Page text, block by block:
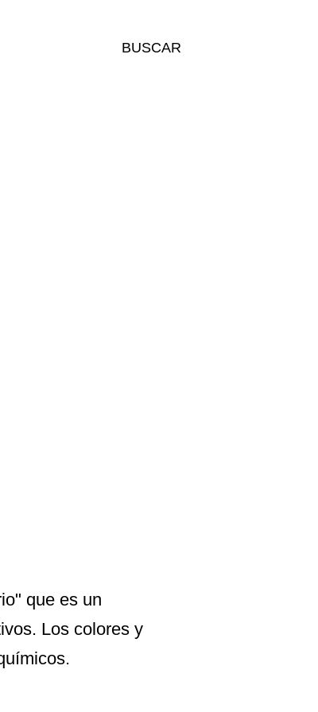
BUSCAR
que es un
Los colores y